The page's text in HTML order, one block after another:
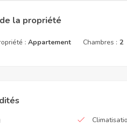
la propriété
: Appartement Chambres : 2